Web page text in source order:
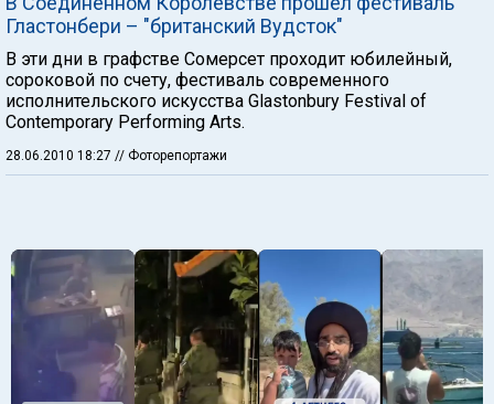
Гластонбери – "британский Вудсток"
В эти дни в графстве Сомерсет проходит юбилейный,
сороковой по счету, фестиваль современного
исполнительского искусства Glastonbury Festival of
Contemporary Performing Arts.
28.06.2010 18:27 // Фоторепортажи